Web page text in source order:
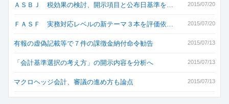
2015/07/20
ＡＳＢＪ 税効果の検討、開示項目と公布日基準を…
2015/07/20
ＦＡＳＦ 実務対応レベルの新テーマ３本を評価依…
2015/07/13
有報の虚偽記載等で７件の課徴金納付命令勧告
2015/07/13
「会計基準選択の考え方」の開示内容を分析へ
2015/07/13
マクロヘッジ会計、審議の進め方も論点